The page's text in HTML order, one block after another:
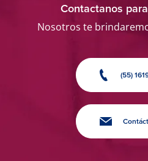
Contactanos
Nosotros te
(55)